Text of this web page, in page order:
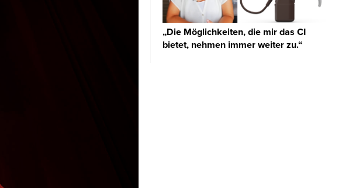
„Die Möglichkeiten, die mir das CI
bietet, nehmen immer weiter zu.“